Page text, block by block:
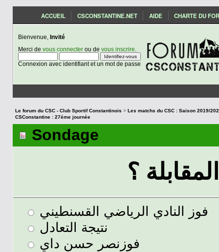
ACCUEIL CSCONSTANTINE.NET AIDE CHARTE DU
Bienvenue, Invité
Merci de vous connecterou de vous inscrire
Connexion avec identifiant et un mot de passe
Le forum du CSC - Club Sportif Constantinois >
CSConstantine : 27éme journèe
Sondage
؟
فوز النادي الرياضي القسنطيني
نتيجة التعادل
فوزنصر حسن داي